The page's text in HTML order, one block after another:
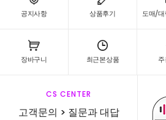
공지사항 상품후기 도매/
장바구니 최근본상품
CS CENTER
고객문의 > 질문과 대답